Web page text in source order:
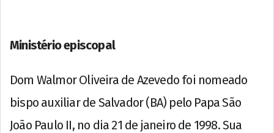
Ministério episcopal
Dom Walmor Oliveira de Azevedo foi nomeado
bispo auxiliar de Salvador (BA) pelo Papa São
João Paulo II, no dia 21 de janeiro de 1998. Sua